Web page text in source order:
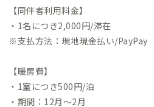
【同伴者利用料金】
・1名につき2,000円/滞在
※支払方法：現地現金払い/PayPay
【暖房費】
・1室につき500円/泊
・期間：12月〜2月